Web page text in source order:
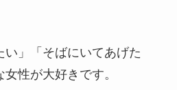
い」「そばにいてあげた
性が大好きです。